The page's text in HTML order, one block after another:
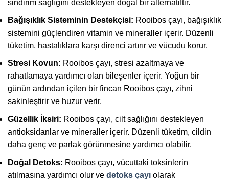
sindirim sağlığını destekleyen doğal bir alternatiftir.
Bağışıklık Sisteminin Destekçisi: Rooibos çayı, bağışıklık
sistemini güçlendiren vitamin ve mineraller içerir. Düzenli
tüketim, hastalıklara karşı direnci artırır ve vücudu korur.
Stresi Kovun: Rooibos çayı, stresi azaltmaya ve
rahatlamaya yardımcı olan bileşenler içerir. Yoğun bir
günün ardından içilen bir fincan Rooibos çayı, zihni
sakinleştirir ve huzur verir.
Güzellik İksiri: Rooibos çayı, cilt sağlığını destekleyen
antioksidanlar ve mineraller içerir. Düzenli tüketim, cildin
daha genç ve parlak görünmesine yardımcı olabilir.
Doğal Detoks: Rooibos çayı, vücuttaki toksinlerin
atılmasına yardımcı olur ve detoks çayı olarak